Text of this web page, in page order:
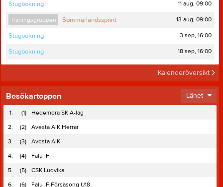
Stugbokning 11 aug, 09:00
Träningsgruppen Sommarlandssprint 13 aug, 09:00
Stugbokning 3 sep, 16:00
Stugbokning 18 sep, 16:00
Kalenderöversikt
Besökartoppen Länet
1. (1)
Hedemora SK A-lag
2.
(2)
Avesta AIK Herrar
3.
(3)
Avesta AIK
4.
(4)
Falu IF
5.
(5)
CSK Ludvika
6.
(6) Falu IF Försäsong U18